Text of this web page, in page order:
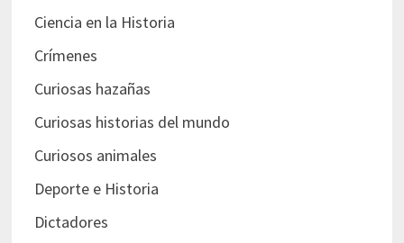
Ciencia en la Historia
Crímenes
Curiosas hazañas
Curiosas historias del mundo
Curiosos animales
Deporte e Historia
Dictadores